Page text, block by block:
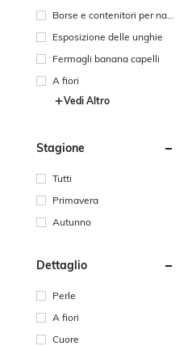
Borse e contenitori per nail
Esposizione delle unghie
Fermagli banana capelli
A fiori
Vedi Altro
Stagione
Tutti
Primavera
Autunno
Dettaglio
Perle
A fiori
Cuore